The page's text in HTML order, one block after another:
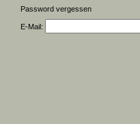
Password vergessen
E-Mail: